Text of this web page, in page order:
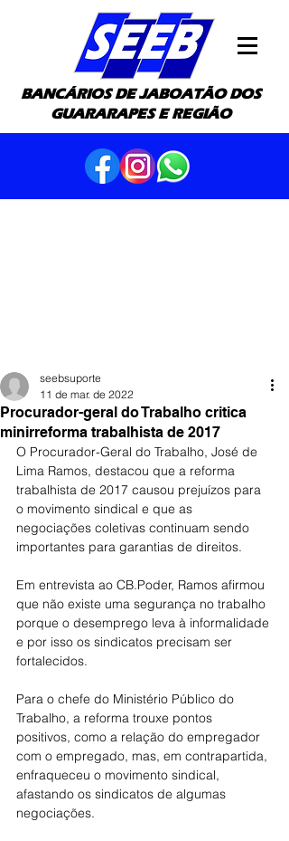
BANCÁRIOS DE JABOATÃO DOS
GUARARAPES E REGIÃO
Procurador-geral do Trabalho critica
minirreforma trabalhista de 2017
seebsuporte
11 de mar. de 2022
O Procurador-Geral do Trabalho, José de
Lima Ramos, destacou que a reforma
trabalhista de 2017 causou prejuízos para
o movimento sindical e que as
negociações coletivas continuam sendo
importantes para garantias de direitos.
Em entrevista ao CB.Poder, Ramos afirmou
que não existe uma segurança no trabalho
porque o desemprego leva à informalidade
e por isso os sindicatos precisam ser
fortalecidos.
Para o chefe do Ministério Público do
Trabalho, a reforma trouxe pontos
positivos, como a relação do empregador
com o empregado, mas, em contrapartida,
enfraqueceu o movimento sindical,
afastando os sindicatos de algumas
negociações.